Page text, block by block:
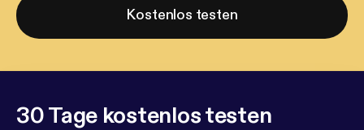
Kostenlos testen
30 Tage kostenlos testen